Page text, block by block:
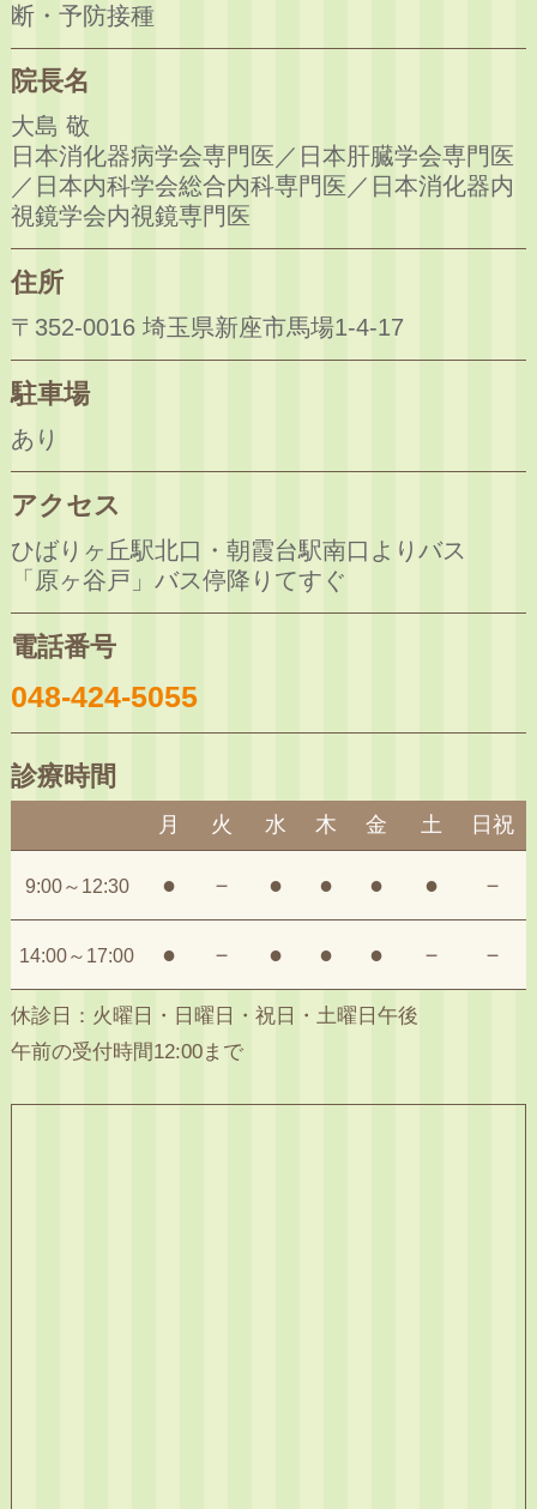
断・予防接種
院長名
大島 敬
日本消化器病学会専門医／日本肝臓学会専門医
／日本内科学会総合内科専門医／日本消化器内
視鏡学会内視鏡専門医
住所
〒352-0016 埼玉県新座市馬場1-4-17
駐車場
あり
アクセス
ひばりヶ丘駅北口・朝霞台駅南口よりバス
「原ヶ谷戸」バス停降りてすぐ
電話番号
048-424-5055
診療時間
月 火 水 木 金 土 日祝
9:00～12:30 ● － ● ● ● ● －
14:00～17:00 ● － ● ● ● － －
休診日：火曜日・日曜日・祝日・土曜日午後
午前の受付時間12:00まで